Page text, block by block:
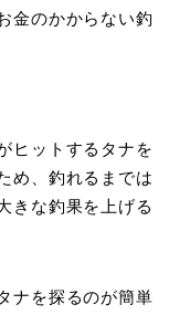
金のかからない釣
ヒットするタナを
め、釣れるまでは
きな釣果を上げる
ナを探るのが簡単